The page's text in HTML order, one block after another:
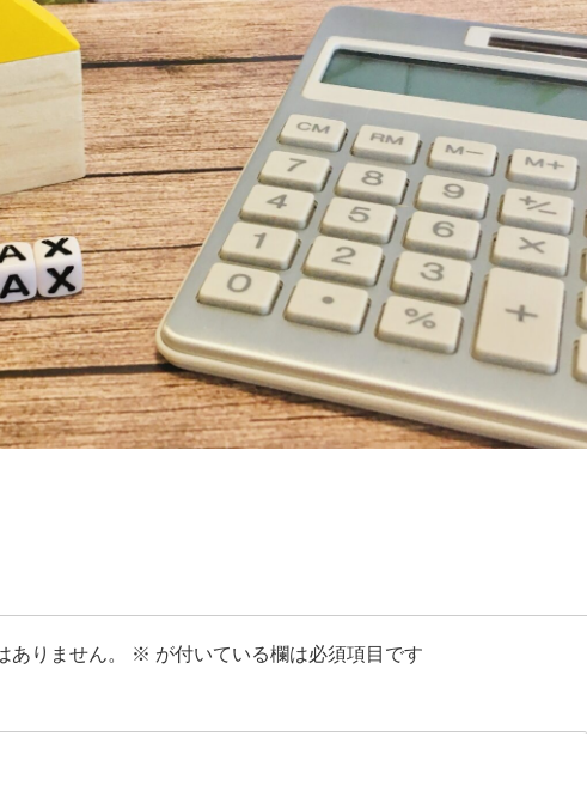
ありません。 ※ が付いている欄は必須項目です